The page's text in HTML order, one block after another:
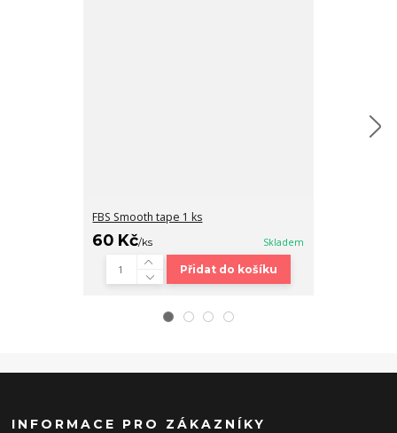
FBS Smooth tape 1 ks
60 Kč/ks Skladem
Přidat do košíku
INFORMACE PRO ZÁKAZNÍKY